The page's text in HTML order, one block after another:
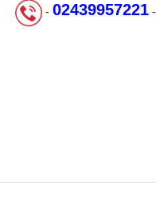
- 02439957221-